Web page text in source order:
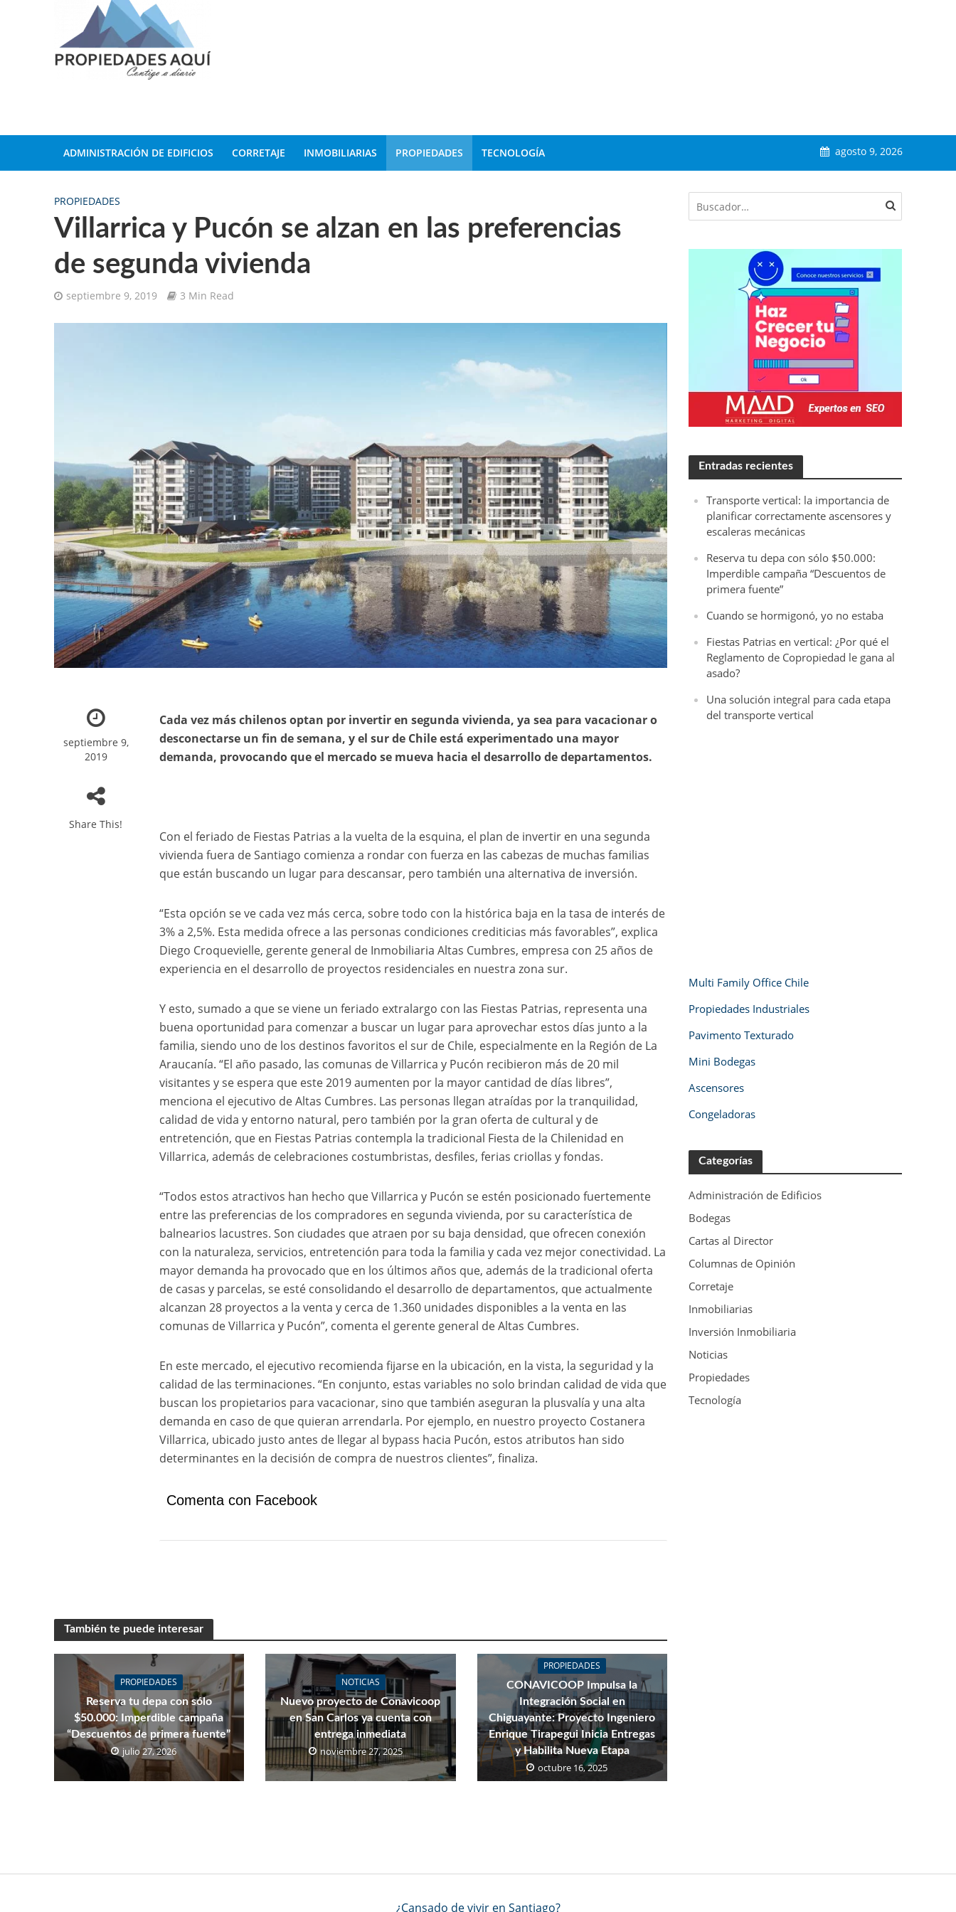
ADMINISTRACIÓN DE EDIFICIOS CORRETAJE INMOBILIARIAS PROPIEDADES TECNOLOGÍA agosto 9, 2026
PROPIEDADES
Villarrica y Pucón se alzan en las preferencias
de segunda vivienda
septiembre 9, 2019 3 Min Read
septiembre 9,
2019
Share This!
Cada vez más chilenos optan por invertir en segunda vivienda, ya sea para vacacionar o
desconectarse un fin de semana, y el sur de Chile está experimentado una mayor
demanda, provocando que el mercado se mueva hacia el desarrollo de departamentos.
Con el feriado de Fiestas Patrias a la vuelta de la esquina, el plan de invertir en una segunda
vivienda fuera de Santiago comienza a rondar con fuerza en las cabezas de muchas familias
que están buscando un lugar para descansar, pero también una alternativa de inversión.
“Esta opción se ve cada vez más cerca, sobre todo con la histórica baja en la tasa de interés de
3% a 2,5%. Esta medida ofrece a las personas condiciones crediticias más favorables”, explica
Diego Croquevielle, gerente general de Inmobiliaria Altas Cumbres, empresa con 25 años de
experiencia en el desarrollo de proyectos residenciales en nuestra zona sur.
Y esto, sumado a que se viene un feriado extralargo con las Fiestas Patrias, representa una
buena oportunidad para comenzar a buscar un lugar para aprovechar estos días junto a la
familia, siendo uno de los destinos favoritos el sur de Chile, especialmente en la Región de La
Araucanía. “El año pasado, las comunas de Villarrica y Pucón recibieron más de 20 mil
visitantes y se espera que este 2019 aumenten por la mayor cantidad de días libres”,
menciona el ejecutivo de Altas Cumbres. Las personas llegan atraídas por la tranquilidad,
calidad de vida y entorno natural, pero también por la gran oferta de cultural y de
entretención, que en Fiestas Patrias contempla la tradicional Fiesta de la Chilenidad en
Villarrica, además de celebraciones costumbristas, desfiles, ferias criollas y fondas.
“Todos estos atractivos han hecho que Villarrica y Pucón se estén posicionado fuertemente
entre las preferencias de los compradores en segunda vivienda, por su característica de
balnearios lacustres. Son ciudades que atraen por su baja densidad, que ofrecen conexión
con la naturaleza, servicios, entretención para toda la familia y cada vez mejor conectividad. La
mayor demanda ha provocado que en los últimos años que, además de la tradicional oferta
de casas y parcelas, se esté consolidando el desarrollo de departamentos, que actualmente
alcanzan 28 proyectos a la venta y cerca de 1.360 unidades disponibles a la venta en las
comunas de Villarrica y Pucón”, comenta el gerente general de Altas Cumbres.
En este mercado, el ejecutivo recomienda fijarse en la ubicación, en la vista, la seguridad y la
calidad de las terminaciones. “En conjunto, estas variables no solo brindan calidad de vida que
buscan los propietarios para vacacionar, sino que también aseguran la plusvalía y una alta
demanda en caso de que quieran arrendarla. Por ejemplo, en nuestro proyecto Costanera
Villarrica, ubicado justo antes de llegar al bypass hacia Pucón, estos atributos han sido
determinantes en la decisión de compra de nuestros clientes”, finaliza.
Comenta con Facebook
También te puede interesar
PROPIEDADES
Reserva tu depa con sólo
$50.000: Imperdible campaña
“Descuentos de primera fuente”
julio 27, 2026
NOTICIAS
Nuevo proyecto de Conavicoop
en San Carlos ya cuenta con
entrega inmediata
noviembre 27, 2025
PROPIEDADES
CONAVICOOP Impulsa la
Integración Social en
Chiguayante: Proyecto Ingeniero
Enrique Tirapegui Inicia Entregas
y Habilita Nueva Etapa
octubre 16, 2025
Entradas recientes
Transporte vertical: la importancia de
planificar correctamente ascensores y
escaleras mecánicas
Reserva tu depa con sólo $50.000:
Imperdible campaña “Descuentos de
primera fuente”
Cuando se hormigonó, yo no estaba
Fiestas Patrias en vertical: ¿Por qué el
Reglamento de Copropiedad le gana al
asado?
Una solución integral para cada etapa
del transporte vertical
Multi Family Office Chile
Propiedades Industriales
Pavimento Texturado
Mini Bodegas
Ascensores
Congeladoras
Categorías
Administración de Edificios
Bodegas
Cartas al Director
Columnas de Opinión
Corretaje
Inmobiliarias
Inversión Inmobiliaria
Noticias
Propiedades
Tecnología
¿Cansado de vivir en Santiago?